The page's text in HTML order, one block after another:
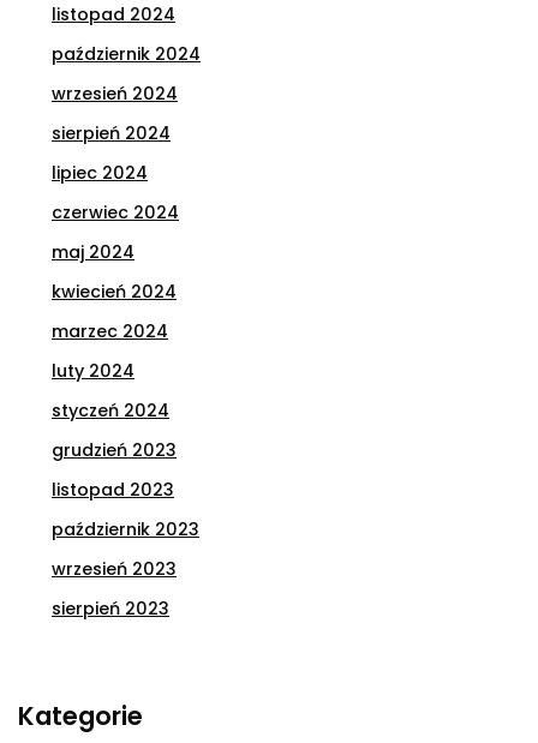
listopad 2024
październik 2024
wrzesień 2024
sierpień 2024
lipiec 2024
czerwiec 2024
maj 2024
kwiecień 2024
marzec 2024
luty 2024
styczeń 2024
grudzień 2023
listopad 2023
październik 2023
wrzesień 2023
sierpień 2023
Kategorie